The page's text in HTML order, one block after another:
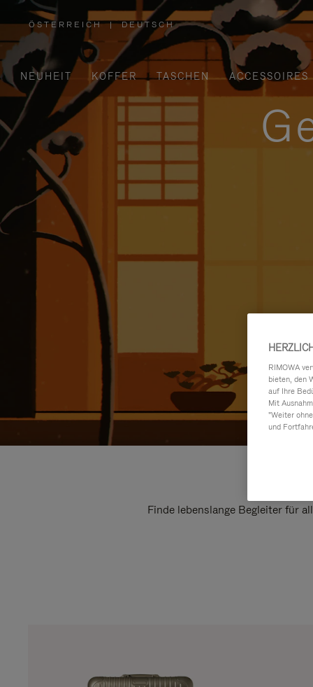
ÖSTERREICH
,
WÄHLEN
SIE
IHRE
REGION
AUS
| DEUTSCH
NEUHEIT KOFFER TASCHEN ACCESSOIRES
Finde lebenslange Begleiter für
RIMOWA
bieten, den
auf Ihre
Mit
"Weiter
und